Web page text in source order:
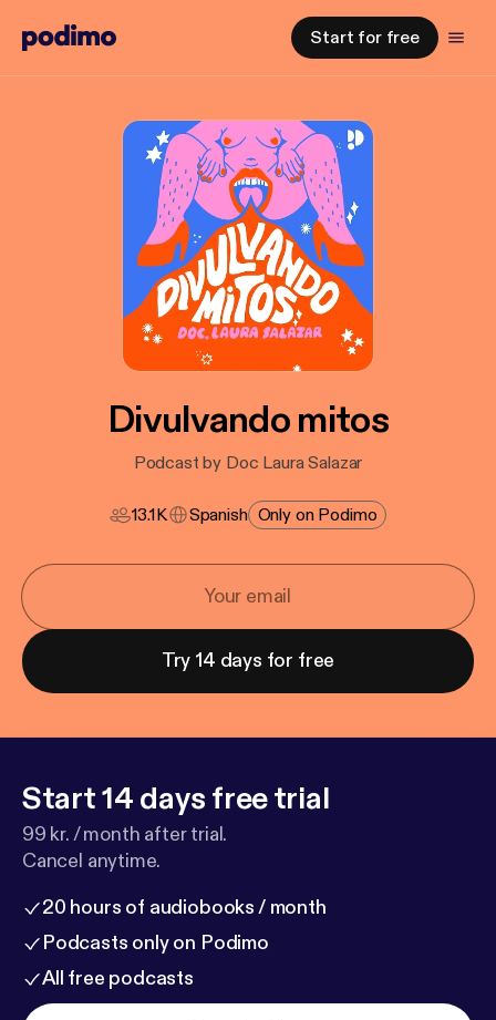
Start for free
Divulvando mitos
Podcast by Doc Laura Salazar
13.1K Spanish Only on Podimo
Try 14 days for free
Start 14 days free trial
99 kr. / month after trial.
Cancel anytime.
20 hours of audiobooks / month
Podcasts only on Podimo
All free podcasts